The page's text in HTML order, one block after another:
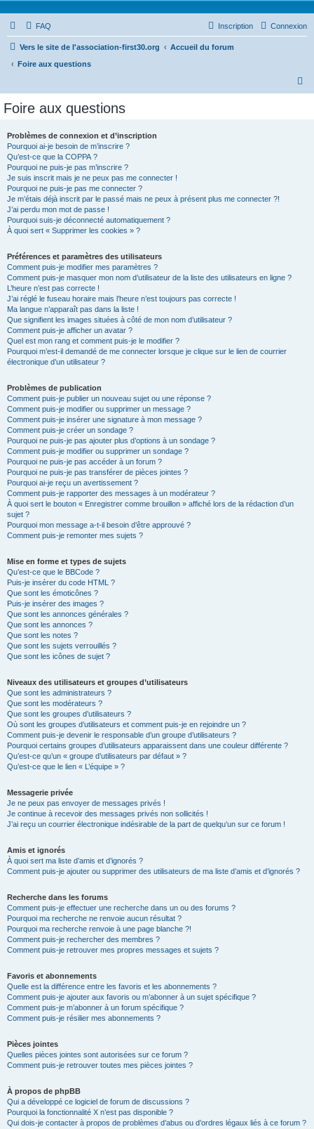
FAQ Connexion
Inscription
Vers le site de l'association-first30.org
Accueil du forum
Foire aux questions
Foire aux questions
Problèmes de connexion et d’inscription
Pourquoi ai-je besoin de m’inscrire ?
Qu’est-ce que la COPPA ?
Pourquoi ne puis-je pas m’inscrire ?
Je suis inscrit mais je ne peux pas me connecter !
Pourquoi ne puis-je pas me connecter ?
Je m’étais déjà inscrit par le passé mais ne peux à présent plus me connecter ?!
J’ai perdu mon mot de passe !
Pourquoi suis-je déconnecté automatiquement ?
À quoi sert « Supprimer les cookies » ?
Préférences et paramètres des utilisateurs
Comment puis-je modifier mes paramètres ?
Comment puis-je masquer mon nom d’utilisateur de la liste des utilisateurs en ligne ?
L’heure n’est pas correcte !
J’ai réglé le fuseau horaire mais l’heure n’est toujours pas correcte !
Ma langue n’apparaît pas dans la liste !
Que signifient les images situées à côté de mon nom d’utilisateur ?
Comment puis-je afficher un avatar ?
Quel est mon rang et comment puis-je le modifier ?
Pourquoi m’est-il demandé de me connecter lorsque je clique sur le lien de courrier
électronique d’un utilisateur ?
Problèmes de publication
Comment puis-je publier un nouveau sujet ou une réponse ?
Comment puis-je modifier ou supprimer un message ?
Comment puis-je insérer une signature à mon message ?
Comment puis-je créer un sondage ?
Pourquoi ne puis-je pas ajouter plus d’options à un sondage ?
Comment puis-je modifier ou supprimer un sondage ?
Pourquoi ne puis-je pas accéder à un forum ?
Pourquoi ne puis-je pas transférer de pièces jointes ?
Pourquoi ai-je reçu un avertissement ?
Comment puis-je rapporter des messages à un modérateur ?
À quoi sert le bouton « Enregistrer comme brouillon » affiché lors de la rédaction d’un
sujet ?
Pourquoi mon message a-t-il besoin d’être approuvé ?
Comment puis-je remonter mes sujets ?
Mise en forme et types de sujets
Qu’est-ce que le BBCode ?
Puis-je insérer du code HTML ?
Que sont les émoticônes ?
Puis-je insérer des images ?
Que sont les annonces générales ?
Que sont les annonces ?
Que sont les notes ?
Que sont les sujets verrouillés ?
Que sont les icônes de sujet ?
Niveaux des utilisateurs et groupes d’utilisateurs
Que sont les administrateurs ?
Que sont les modérateurs ?
Que sont les groupes d’utilisateurs ?
Où sont les groupes d’utilisateurs et comment puis-je en rejoindre un ?
Comment puis-je devenir le responsable d’un groupe d’utilisateurs ?
Pourquoi certains groupes d’utilisateurs apparaissent dans une couleur différente ?
Qu’est-ce qu’un « groupe d’utilisateurs par défaut » ?
Qu’est-ce que le lien « L’équipe » ?
Messagerie privée
Je ne peux pas envoyer de messages privés !
Je continue à recevoir des messages privés non sollicités !
J’ai reçu un courrier électronique indésirable de la part de quelqu’un sur ce forum !
Amis et ignorés
À quoi sert ma liste d’amis et d’ignorés ?
Comment puis-je ajouter ou supprimer des utilisateurs de ma liste d’amis et d’ignorés ?
Recherche dans les forums
Comment puis-je effectuer une recherche dans un ou des forums ?
Pourquoi ma recherche ne renvoie aucun résultat ?
Pourquoi ma recherche renvoie à une page blanche ?!
Comment puis-je rechercher des membres ?
Comment puis-je retrouver mes propres messages et sujets ?
Favoris et abonnements
Quelle est la différence entre les favoris et les abonnements ?
Comment puis-je ajouter aux favoris ou m’abonner à un sujet spécifique ?
Comment puis-je m’abonner à un forum spécifique ?
Comment puis-je résilier mes abonnements ?
Pièces jointes
Quelles pièces jointes sont autorisées sur ce forum ?
Comment puis-je retrouver toutes mes pièces jointes ?
À propos de phpBB
Qui a développé ce logiciel de forum de discussions ?
Pourquoi la fonctionnalité X n’est pas disponible ?
Qui dois-je contacter à propos de problèmes d’abus ou d’ordres légaux liés à ce forum ?